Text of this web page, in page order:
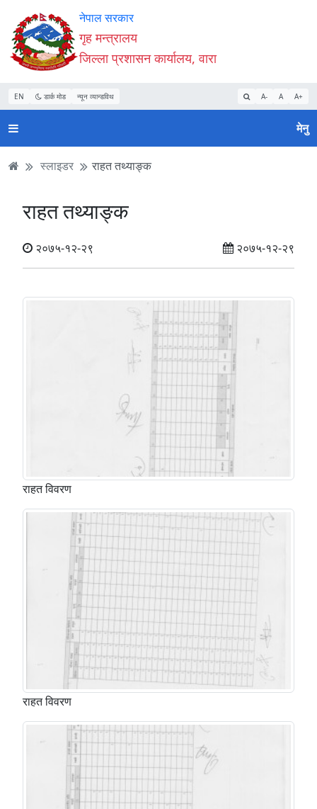
Accessibility
Mode
सुरु
गर्नुहोस्
सामाग्री
पढ्नुहाेस्
नेभिगेसन
पढ्नुहाेस्
वेबसाइट
खोजमा
जानुहोस्
नेपाल सरकार
गृह मन्त्रालय
जिल्ला प्रशासन कार्यालय, वारा
EN डार्क मोड न्यून व्यान्डविथ A- A A+
मेनु
स्लाइडर राहत तथ्याङ्क
राहत तथ्याङ्क
२०७५-१२-२९ २०७५-१२-२९
राहत विवरण
राहत विवरण